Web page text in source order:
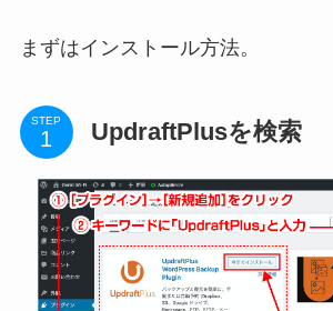
まずはインストール方法。
STEP UpdraftPlusを検索